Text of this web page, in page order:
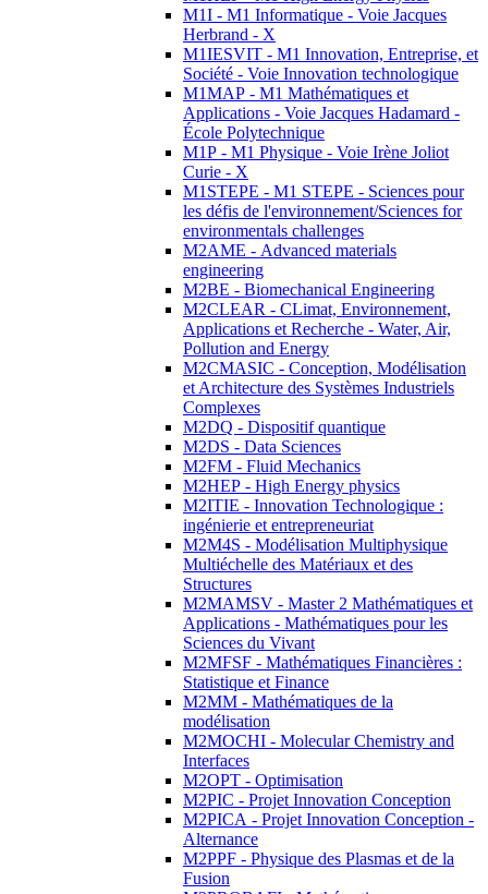
M1I - M1 Informatique - Voie Jacques
Herbrand - X
M1IESVIT - M1 Innovation, Entreprise, et
Société - Voie Innovation technologique
M1MAP - M1 Mathématiques et
Applications - Voie Jacques Hadamard -
École Polytechnique
M1P - M1 Physique - Voie Irène Joliot
Curie - X
M1STEPE - M1 STEPE - Sciences pour
les défis de l'environnement/Sciences for
environmentals challenges
M2AME - Advanced materials
engineering
M2BE - Biomechanical Engineering
M2CLEAR - CLimat, Environnement,
Applications et Recherche - Water, Air,
Pollution and Energy
M2CMASIC - Conception, Modélisation
et Architecture des Systèmes Industriels
Complexes
M2DQ - Dispositif quantique
M2DS - Data Sciences
M2FM - Fluid Mechanics
M2HEP - High Energy physics
M2ITIE - Innovation Technologique :
ingénierie et entrepreneuriat
M2M4S - Modélisation Multiphysique
Multiéchelle des Matériaux et des
Structures
M2MAMSV - Master 2 Mathématiques et
Applications - Mathématiques pour les
Sciences du Vivant
M2MFSF - Mathématiques Financières :
Statistique et Finance
M2MM - Mathématiques de la
modélisation
M2MOCHI - Molecular Chemistry and
Interfaces
M2OPT - Optimisation
M2PIC - Projet Innovation Conception
M2PICA - Projet Innovation Conception -
Alternance
M2PPF - Physique des Plasmas et de la
Fusion